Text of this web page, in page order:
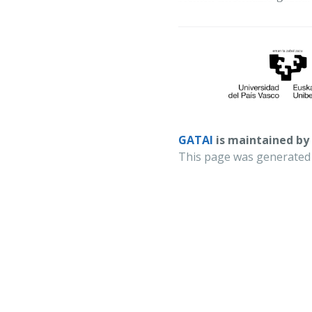
GATAI is maintained by
This page was